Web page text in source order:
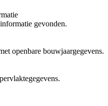
gevonden.
openbare bouwjaargegevens.